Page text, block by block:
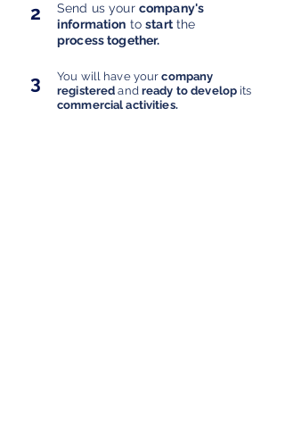
2 Send us your company's
information tostartthe
process together.
3 You will have yourcompany
registered and ready to develop its
commercial activities.